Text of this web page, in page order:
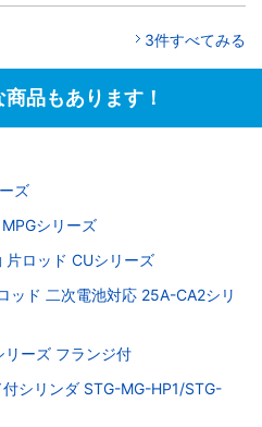
3件すべてみる
品もあります！
ズ
シリーズ
片ロッド CUシリーズ
ッド 二次電池対応 25A-CA2シリ
リーズ フランジ付
シリンダ STG-MG-HP1/STG-